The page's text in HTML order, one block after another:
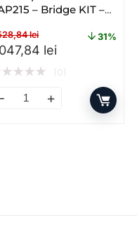
lei.1.219,22 lei.
– OUTDOOR HD –
– Bridge KIT –
– WI – FI
lei
inițial a fost:
leiPrețul curent
31%
★★★★
point TP – LINK